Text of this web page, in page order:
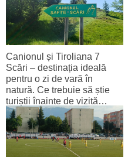
Canionul și Tiroliana 7
Scări – destinația ideală
pentru o zi de vară în
natură. Ce trebuie să știe
turiștii înainte de vizită…
7 August 2026